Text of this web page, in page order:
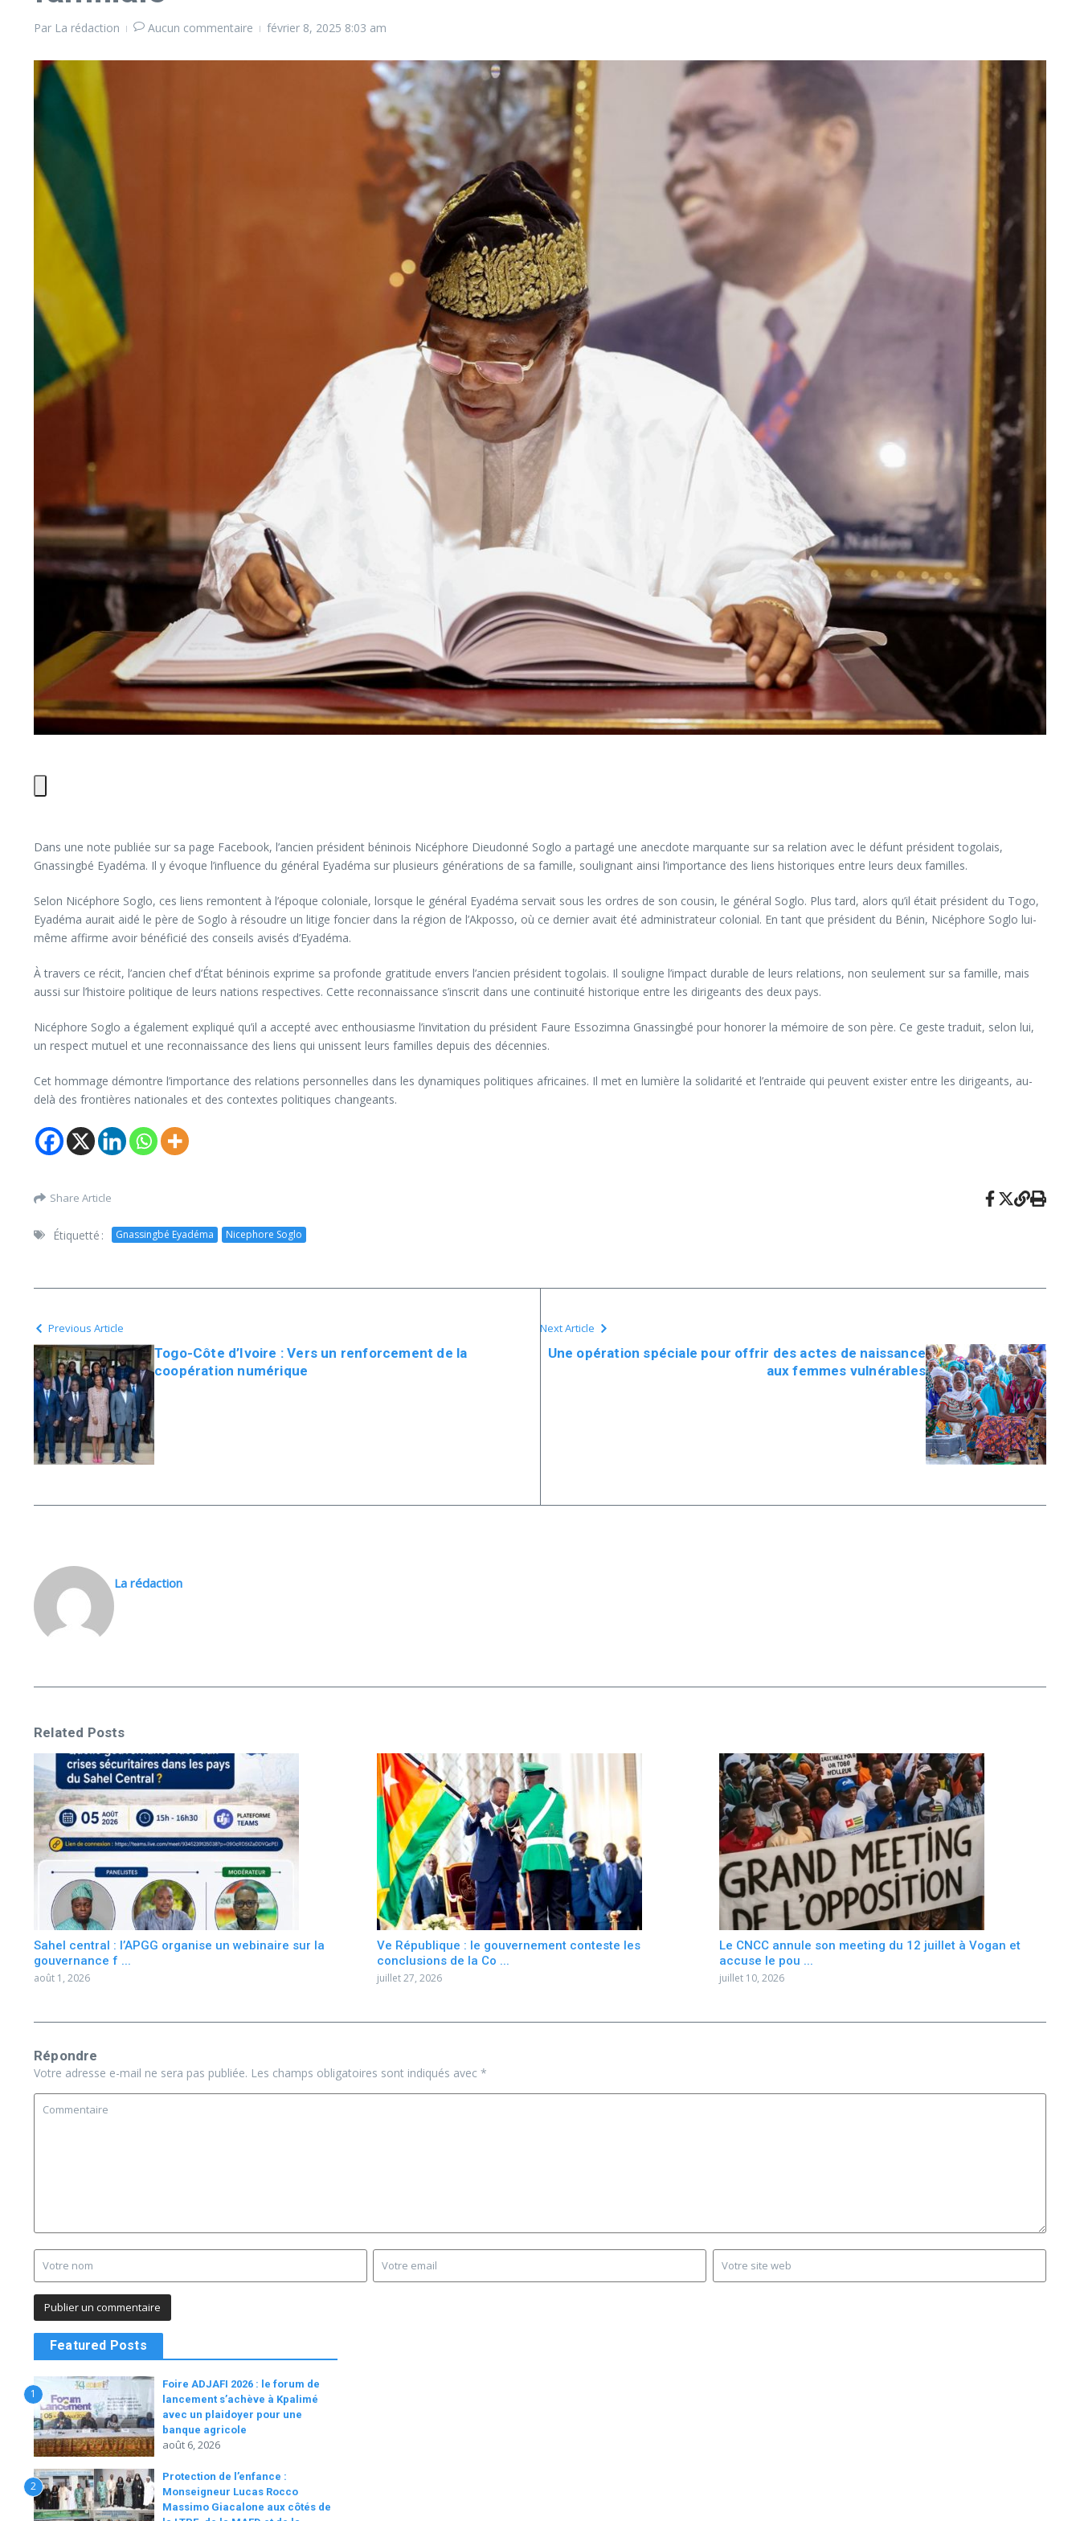
Par La rédaction Aucun commentaire février 8, 2025 8:03 am
Dans une note publiée sur sa page Facebook, l’ancien président béninois Nicéphore Dieudonné Soglo a partagé une anecdote marquante sur sa relation avec le défunt président togolais,
Gnassingbé Eyadéma. Il y évoque l’influence du général Eyadéma sur plusieurs générations de sa famille, soulignant ainsi l’importance des liens historiques entre leurs deux familles.
Selon Nicéphore Soglo, ces liens remontent à l’époque coloniale, lorsque le général Eyadéma servait sous les ordres de son cousin, le général Soglo. Plus tard, alors qu’il était président du Togo,
Eyadéma aurait aidé le père de Soglo à résoudre un litige foncier dans la région de l’Akposso, où ce dernier avait été administrateur colonial. En tant que président du Bénin, Nicéphore Soglo lui-
même affirme avoir bénéficié des conseils avisés d’Eyadéma.
À travers ce récit, l’ancien chef d’État béninois exprime sa profonde gratitude envers l’ancien président togolais. Il souligne l’impact durable de leurs relations, non seulement sur sa famille, mais
aussi sur l’histoire politique de leurs nations respectives. Cette reconnaissance s’inscrit dans une continuité historique entre les dirigeants des deux pays.
Nicéphore Soglo a également expliqué qu’il a accepté avec enthousiasme l’invitation du président Faure Essozimna Gnassingbé pour honorer la mémoire de son père. Ce geste traduit, selon lui,
un respect mutuel et une reconnaissance des liens qui unissent leurs familles depuis des décennies.
Cet hommage démontre l’importance des relations personnelles dans les dynamiques politiques africaines. Il met en lumière la solidarité et l’entraide qui peuvent exister entre les dirigeants, au-
delà des frontières nationales et des contextes politiques changeants.
Share Article
Étiquetté : Gnassingbé Eyadéma Nicephore Soglo
Previous Article
Togo-Côte d’Ivoire : Vers un renforcement de la
coopération numérique
Next Article
Une opération spéciale pour offrir des actes de naissance
aux femmes vulnérables
La rédaction
Related Posts
Sahel central : l’APGG organise un webinaire sur la
gouvernance f ...
août 1, 2026
Ve République : le gouvernement conteste les
conclusions de la Co ...
juillet 27, 2026
Le CNCC annule son meeting du 12 juillet à Vogan et
accuse le pou ...
juillet 10, 2026
Répondre
Votre adresse e-mail ne sera pas publiée. Les champs obligatoires sont indiqués avec *
Featured Posts
1
Foire ADJAFI 2026 : le forum de
lancement s’achève à Kpalimé
avec un plaidoyer pour une
banque agricole
août 6, 2026
2
Protection de l’enfance :
Monseigneur Lucas Rocco
Massimo Giacalone aux côtés de